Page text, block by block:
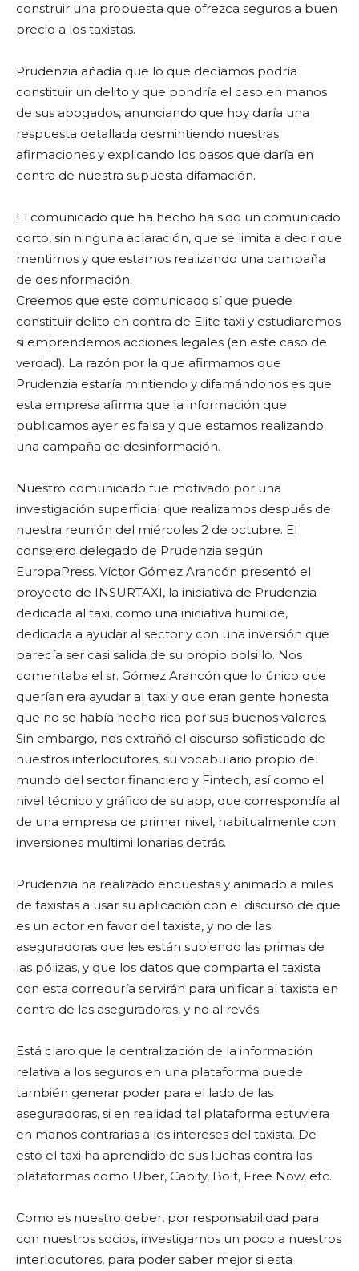
construir una propuesta que ofrezca seguros a buen
precio a los taxistas.
Prudenzia añadía que lo que decíamos podría
constituir un delito y que pondría el caso en manos
de sus abogados, anunciando que hoy daría una
respuesta detallada desmintiendo nuestras
afirmaciones y explicando los pasos que daría en
contra de nuestra supuesta difamación.
El comunicado que ha hecho ha sido un comunicado
corto, sin ninguna aclaración, que se limita a decir que
mentimos y que estamos realizando una campaña
de desinformación.
Creemos que este comunicado sí que puede
constituir delito en contra de Elite taxi y estudiaremos
si emprendemos acciones legales (en este caso de
verdad). La razón por la que afirmamos que
Prudenzia estaría mintiendo y difamándonos es que
esta empresa afirma que la información que
publicamos ayer es falsa y que estamos realizando
una campaña de desinformación.
Nuestro comunicado fue motivado por una
investigación superficial que realizamos después de
nuestra reunión del miércoles 2 de octubre. El
consejero delegado de Prudenzia según
EuropaPress, Víctor Gómez Arancón presentó el
proyecto de INSURTAXI, la iniciativa de Prudenzia
dedicada al taxi, como una iniciativa humilde,
dedicada a ayudar al sector y con una inversión que
parecía ser casi salida de su propio bolsillo. Nos
comentaba el sr. Gómez Arancón que lo único que
querían era ayudar al taxi y que eran gente honesta
que no se había hecho rica por sus buenos valores.
Sin embargo, nos extrañó el discurso sofisticado de
nuestros interlocutores, su vocabulario propio del
mundo del sector financiero y Fintech, así como el
nivel técnico y gráfico de su app, que correspondía al
de una empresa de primer nivel, habitualmente con
inversiones multimillonarias detrás.
Prudenzia ha realizado encuestas y animado a miles
de taxistas a usar su aplicación con el discurso de que
es un actor en favor del taxista, y no de las
aseguradoras que les están subiendo las primas de
las pólizas, y que los datos que comparta el taxista
con esta correduría servirán para unificar al taxista en
contra de las aseguradoras, y no al revés.
Está claro que la centralización de la información
relativa a los seguros en una plataforma puede
también generar poder para el lado de las
aseguradoras, si en realidad tal plataforma estuviera
en manos contrarias a los intereses del taxista. De
esto el taxi ha aprendido de sus luchas contra las
plataformas como Uber, Cabify, Bolt, Free Now, etc.
Como es nuestro deber, por responsabilidad para
con nuestros socios, investigamos un poco a nuestros
interlocutores, para poder saber mejor si esta